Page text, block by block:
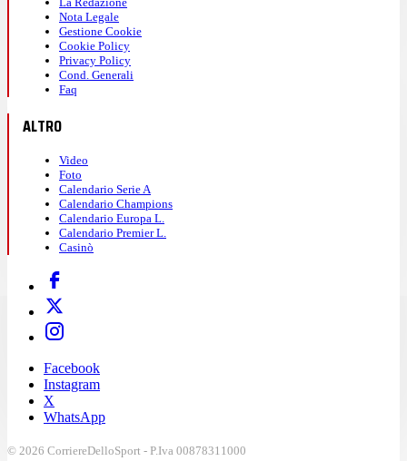
Nota Legale
Gestione Cookie
Cookie Policy
Privacy Policy
Cond. Generali
Faq
ALTRO
Video
Foto
Calendario Serie A
Calendario Champions
Calendario Europa L.
Calendario Premier L.
Casinò
Facebook
Instagram
X
WhatsApp
© 2026 CorriereDelloSport - P.Iva 00878311000